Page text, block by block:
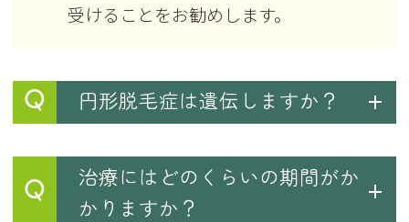
受けることをお勧めします。
Q 円形脱毛症は遺伝しますか？
Q
治療にはどのくらいの期間がか
かりますか？